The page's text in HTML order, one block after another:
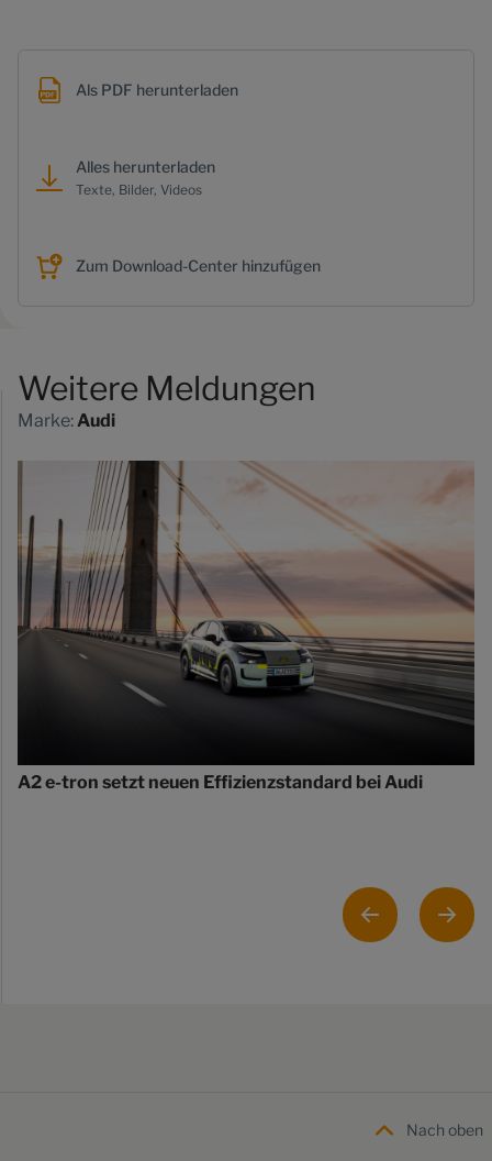
Als PDF herunterladen
Alles herunterladen
Texte, Bilder, Videos
Zum Download-Center hinzufügen
Weitere Meldungen
Marke:Audi
A2 e-tron setzt neuen Effizienzstandard bei Audi
Nach oben